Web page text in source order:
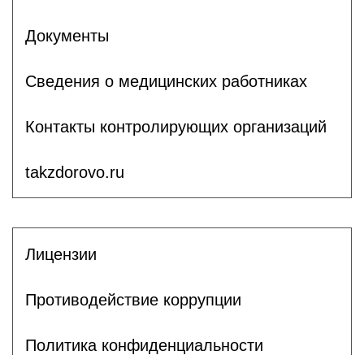
Документы
Сведения о медицинских работниках
Контакты контролирующих организаций
takzdorovo.ru
Лицензии
Противодействие коррупции
Политика конфиденциальности